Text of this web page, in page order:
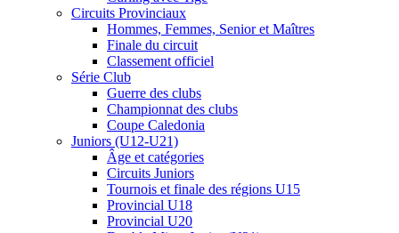
Circuits Provinciaux
Hommes, Femmes, Senior et Maîtres
Finale du circuit
Classement officiel
Série Club
Guerre des clubs
Championnat des clubs
Coupe Caledonia
Juniors (U12-U21)
Âge et catégories
Circuits Juniors
Tournois et finale des régions U15
Provincial U18
Provincial U20